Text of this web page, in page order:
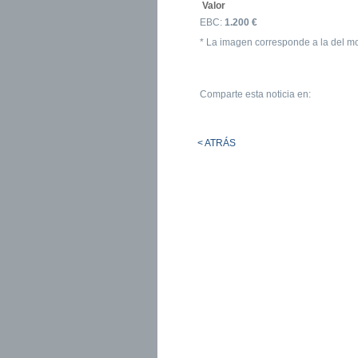
Valor
EBC: 1.200 €
* La imagen corresponde a la del
Comparte esta noticia en:
< ATRÁS